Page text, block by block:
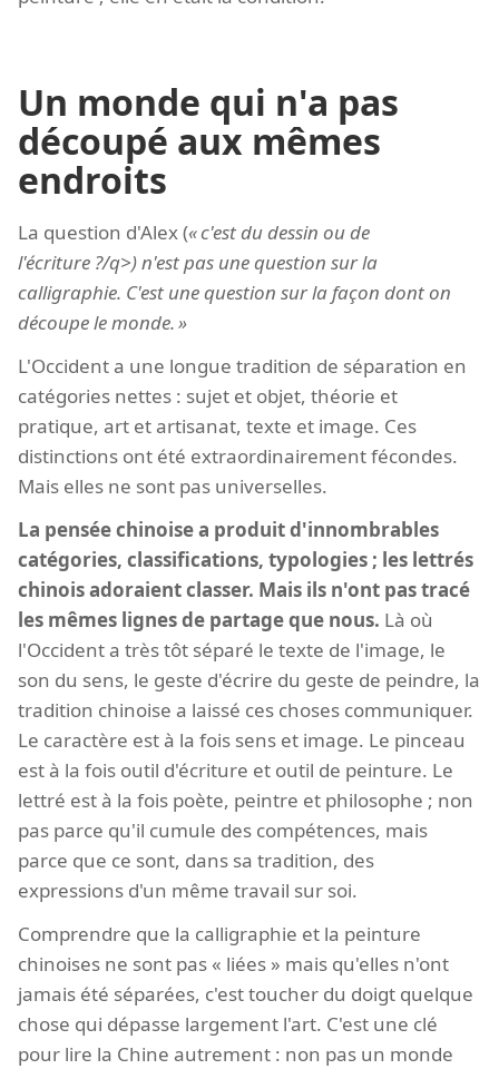
Un monde qui n'a pas
découpé aux mêmes
endroits
La question d'Alex ( c'est du dessin ou de
l'écriture ?/q>) n'est pas une question sur la
calligraphie. C'est une question sur la façon dont on
découpe le monde.
L'Occident a une longue tradition de séparation en
catégories nettes : sujet et objet, théorie et
pratique, art et artisanat, texte et image. Ces
distinctions ont été extraordinairement fécondes.
Mais elles ne sont pas universelles.
La pensée chinoise a produit d'innombrables
catégories, classifications, typologies ; les lettrés
chinois adoraient classer. Mais ils n'ont pas tracé
les mêmes lignes de partage que nous. Là où
l'Occident a très tôt séparé le texte de l'image, le
son du sens, le geste d'écrire du geste de peindre, la
tradition chinoise a laissé ces choses communiquer.
Le caractère est à la fois sens et image. Le pinceau
est à la fois outil d'écriture et outil de peinture. Le
lettré est à la fois poète, peintre et philosophe ; non
pas parce qu'il cumule des compétences, mais
parce que ce sont, dans sa tradition, des
expressions d'un même travail sur soi.
Comprendre que la calligraphie et la peinture
chinoises ne sont pas « liées » mais qu'elles n'ont
jamais été séparées, c'est toucher du doigt quelque
chose qui dépasse largement l'art. C'est une clé
pour lire la Chine autrement : non pas un monde